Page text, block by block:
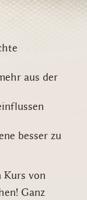
aus der
besser zu
Kurs von
Ganz